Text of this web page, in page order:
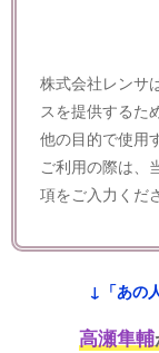
株式会社レンサ
スを提供するた
他の目的で使用
ご利用の際は、
項をご入力くだ
↓「あの
高瀬隼輔